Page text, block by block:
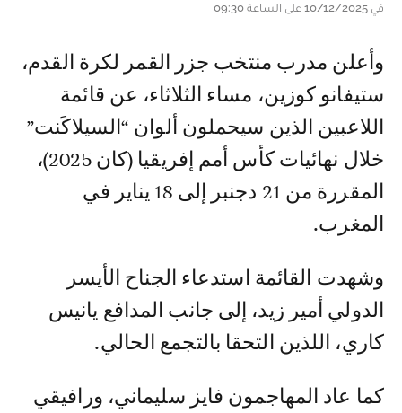
في 10/12/2025 على الساعة 09:30
وأعلن مدرب منتخب جزر القمر لكرة القدم،
ستيفانو كوزين، مساء الثلاثاء، عن قائمة
اللاعبين الذين سيحملون ألوان “السيلاكَنت”
خلال نهائيات كأس أمم إفريقيا (كان 2025)،
المقررة من 21 دجنبر إلى 18 يناير في
المغرب.
وشهدت القائمة استدعاء الجناح الأيسر
الدولي أمير زيد، إلى جانب المدافع يانيس
كاري، اللذين التحقا بالتجمع الحالي.
كما عاد المهاجمون فايز سليماني، ورافيقي